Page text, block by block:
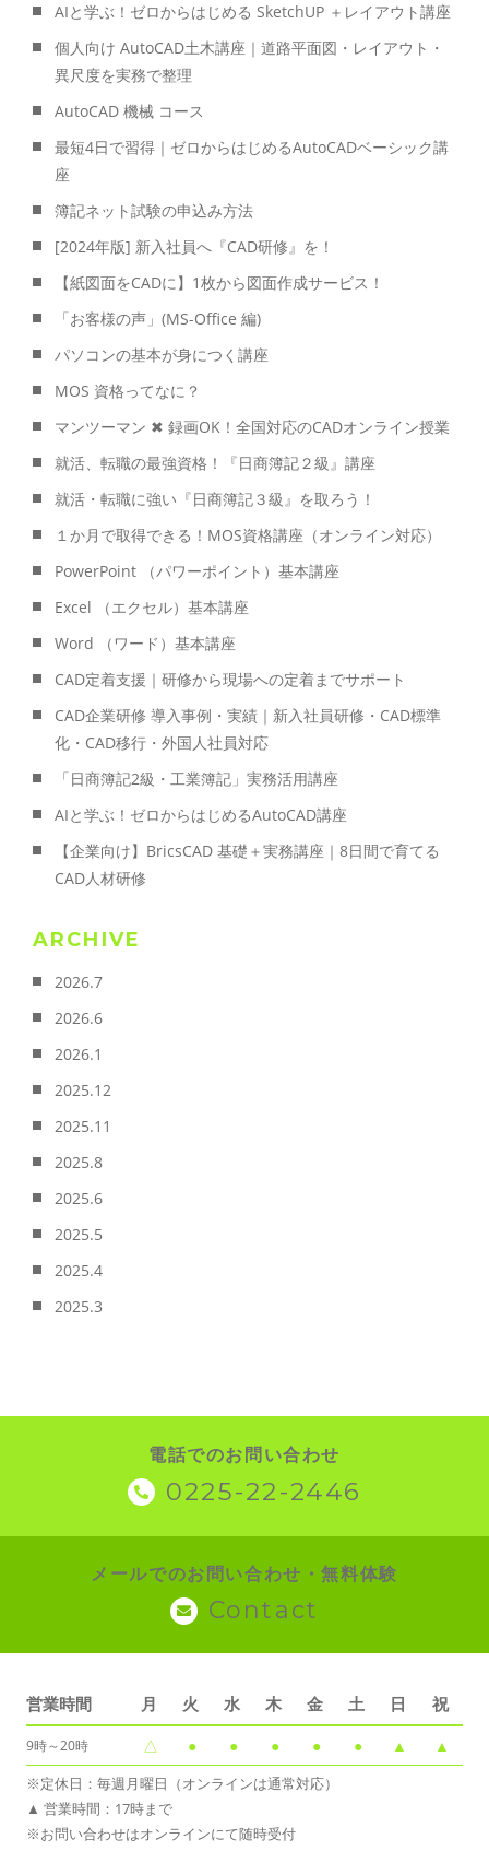
AIと学ぶ！ゼロからはじめる SketchUP ＋レイアウト講座
個人向け AutoCAD土木講座｜道路平面図・レイアウト・
異尺度を実務で整理
AutoCAD 機械 コース
最短4日で習得｜ゼロからはじめるAutoCADベーシック講
座
簿記ネット試験の申込み方法
[2024年版] 新入社員へ『CAD研修』を！
【紙図面をCADに】1枚から図面作成サービス！
「お客様の声」(MS-Office 編)
パソコンの基本が身につく講座
MOS 資格ってなに？
マンツーマン ✖ 録画OK！全国対応のCADオンライン授業
就活、転職の最強資格！『日商簿記２級』講座
就活・転職に強い『日商簿記３級』を取ろう！
１か月で取得できる！MOS資格講座（オンライン対応）
PowerPoint （パワーポイント）基本講座
Excel （エクセル）基本講座
Word （ワード）基本講座
CAD定着支援｜研修から現場への定着までサポート
CAD企業研修 導入事例・実績｜新入社員研修・CAD標準
化・CAD移行・外国人社員対応
「日商簿記2級・工業簿記」実務活用講座
AIと学ぶ！ゼロからはじめるAutoCAD講座
【企業向け】BricsCAD 基礎＋実務講座｜8日間で育てる
CAD人材研修
ARCHIVE
2026.7
2026.6
2026.1
2025.12
2025.11
2025.8
2025.6
2025.5
2025.4
2025.3
電話でのお問い合わせ
0225-22-2446
メールでのお問い合わせ・無料体験
Contact
営業時間 月 火 水 木 金 土 日 祝
9時～20時 △ ● ● ● ● ● ▲ ▲
※定休日：毎週月曜日（オンラインは通常対応）
▲ 営業時間：17時まで
※お問い合わせはオンラインにて随時受付